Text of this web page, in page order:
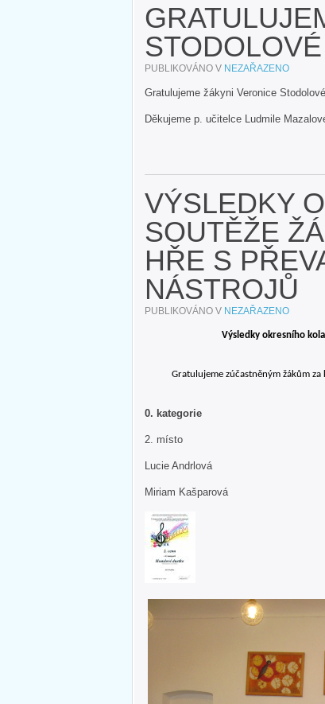
STODOLOVÉ
PUBLIKOVÁNO V NEZAŘAZENO
Gratulujeme žákyni Veronice
Děkujeme p. učitelce Ludmile
VÝSLEDKY
SOUTĚŽE
HŘE S
NÁSTROJŮ
PUBLIKOVÁNO V NEZAŘAZENO
Výsledky okresního
Gratulujeme zúčastněným žákům
0. kategorie
2.
Lucie Andrlová
Miriam Kašparová